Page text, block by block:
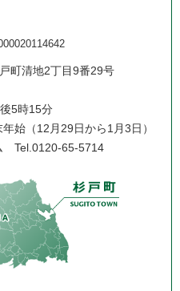
町清地2丁目9番29号
5時15分
始（12月29日から1月3日）
Tel.0120-65-5714